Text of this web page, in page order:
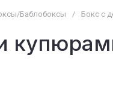
Баблобоксы / Бокс с